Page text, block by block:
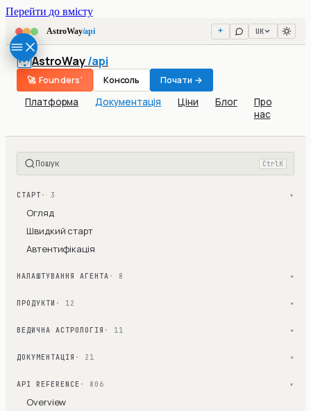
Перейти до вмісту
AstroWay/api UK
AstroWay/api
Платформа Документація Ціни Блог
Про
нас
🚀 Founders' Консоль Почати →
Пошук Ctrl K
СТАРТ · 3 ▾
Огляд
Швидкий старт
Автентифікація
НАЛАШТУВАННЯ АГЕНТА · 8 ▾
ПРОДУКТИ · 12 ▾
ВЕДИЧНА АСТРОЛОГІЯ · 11 ▾
ДОКУМЕНТАЦІЯ · 21 ▾
API REFERENCE · 806 ▾
Overview